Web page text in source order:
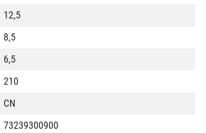
12,5
8,5
6,5
210
CN
73239300900